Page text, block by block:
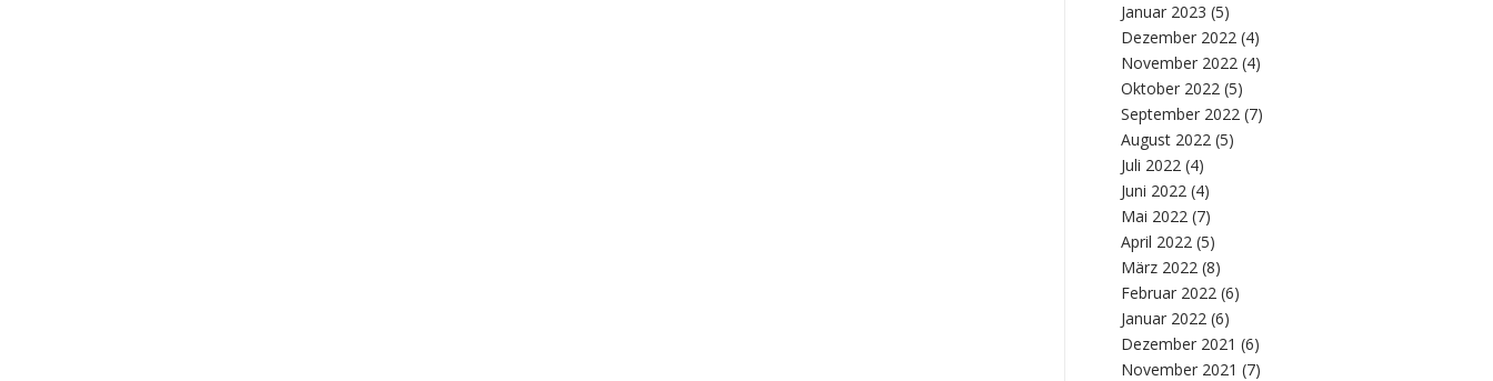
Januar 2023 (5)
Dezember 2022 (4)
November 2022 (4)
Oktober 2022 (5)
September 2022 (7)
August 2022 (5)
Juli 2022 (4)
Juni 2022 (4)
Mai 2022 (7)
April 2022 (5)
März 2022 (8)
Februar 2022 (6)
Januar 2022 (6)
Dezember 2021 (6)
November 2021 (7)